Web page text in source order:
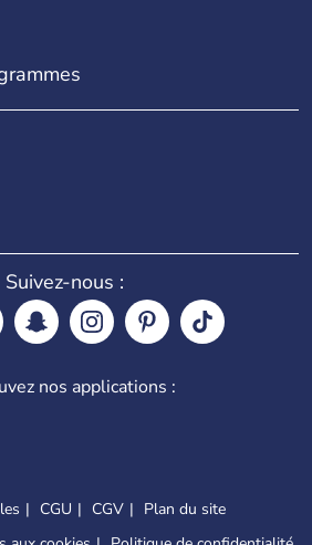
Suivez-nous :
nos applications :
CGU CGV
Plan du site